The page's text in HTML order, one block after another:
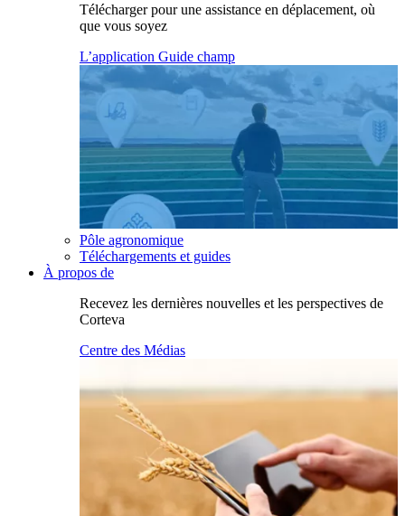
Télécharger pour une assistance en déplacement, où
que vous soyez
L’application Guide champ
Pôle agronomique
Téléchargements et guides
À propos de
Recevez les dernières nouvelles et les perspectives de
Corteva
Centre des Médias